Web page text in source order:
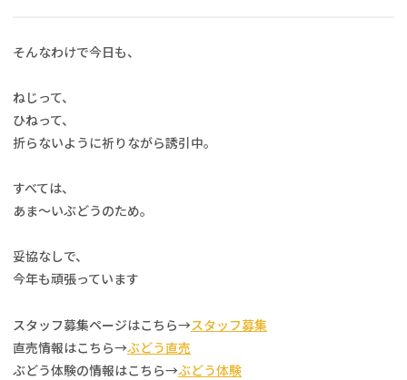
そんなわけで今日も、
ねじって、
ひねって、
折らないように祈りながら誘引中。
すべては、
あま〜いぶどうのため。
妥協なしで、
今年も頑張っています
スタッフ募集ページはこちら→スタッフ募集
直売情報はこちら→ぶどう直売
ぶどう体験の情報はこちら→ぶどう体験